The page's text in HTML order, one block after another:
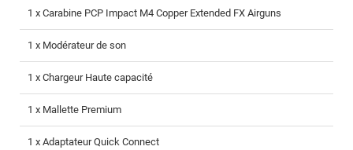
1 x Carabine PCP Impact M4 Copper Extended FX Airguns
1 x Modérateur de son
1 x Chargeur Haute capacité
1 x Mallette Premium
1 x Adaptateur Quick Connect